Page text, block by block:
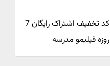
کد تخفیف اشتراک رایگان 7
روزه فیلیمو مدرسه